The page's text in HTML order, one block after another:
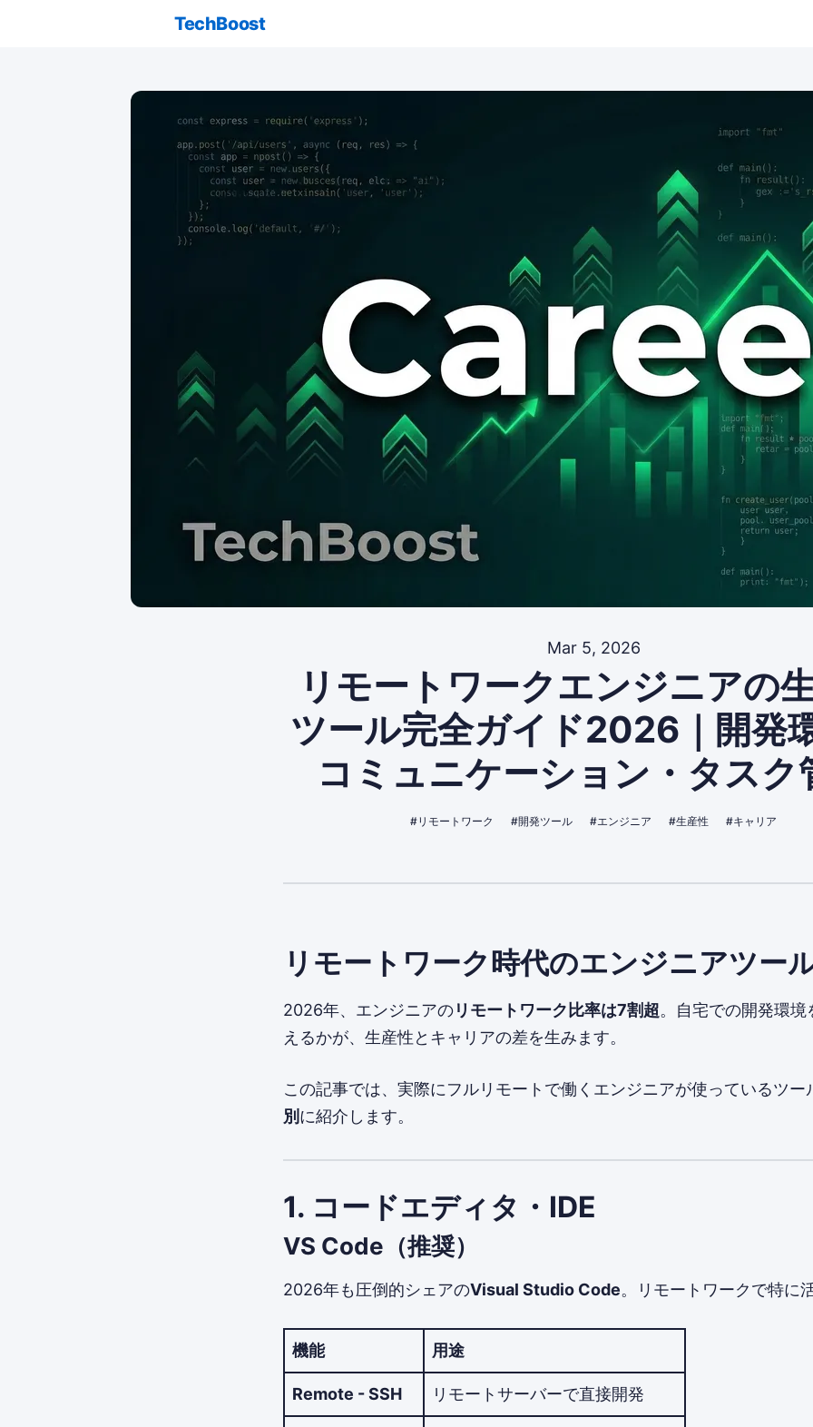
TechBoost
Mar 5, 2026
リモートワークエンジニアの
ツール完全ガイド2026｜開発
コミュニケーション・タスク
#リモートワーク #開発ツール #エンジニア #生産性 #キャリア
リモートワーク時代のエンジニアツー
2026年、エンジニアのリモートワーク比率は7割超。自宅での開発環境
えるかが、生産性とキャリアの差を生みます。
この記事では、実際にフルリモートで働くエンジニアが使っているツー
別 に紹介します。
1. コードエディタ・IDE
VS Code（推奨）
2026年も圧倒的シェアのVisual Studio Code。リモートワークで特に
機能 用途
Remote - SSH リモートサーバーで直接開発